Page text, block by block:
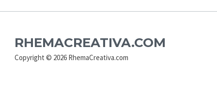
RHEMACREATIVA.COM
Copyright © 2026 RhemaCreativa.com